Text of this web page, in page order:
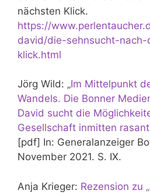
nächsten Klick.
https://
david/die-sehnsucht-
klick.html
Jörg Wild: „Im Mittelpunkt
Wandels. Die Bonner
David sucht die
Gesellschaft inmitten
[pdf] In: Generalanzeiger
November 2021. S. IX.
Anja Krieger: Rezension zu